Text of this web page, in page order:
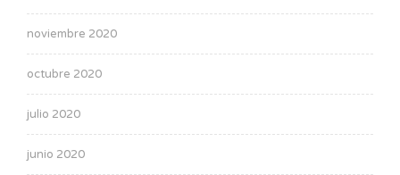
noviembre 2020
octubre 2020
julio 2020
junio 2020